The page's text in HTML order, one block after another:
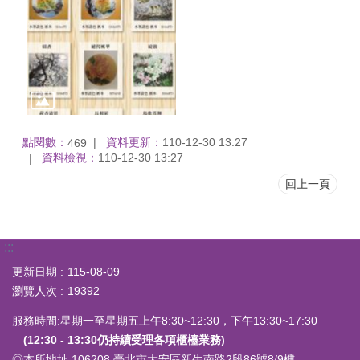
點閱數： 469 資料更新： 110-12-30 13:27
資料檢視： 110-12-30 13:27
回上一頁
:::
更新日期
115-08-09
瀏覽人次
19392
服務時間:星期一至星期五上午8:30~12:30，下午13:30~17:30
(12:30 - 13:30仍持續受理各項櫃檯業務)